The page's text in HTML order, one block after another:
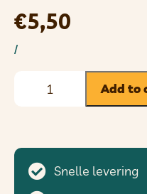
€5,50
/
Add to
Snelle levering